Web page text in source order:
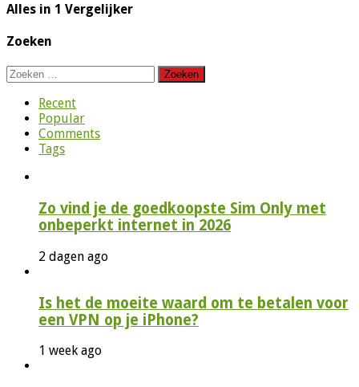
Alles in 1 Vergelijker
Zoeken
Zoeken
Recent
Popular
Comments
Tags
Zo vind je de goedkoopste Sim Only met
onbeperkt internet in 2026
2 dagen ago
Is het de moeite waard om te betalen voor
een VPN op je iPhone?
1 week ago